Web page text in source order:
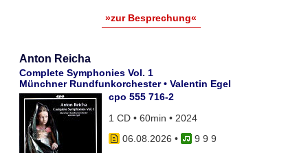
»zur Besprechung«
Anton Reicha
Complete Symphonies Vol. 1
Münchner Rundfunkorchester • Valentin Egel
cpo 555 716-2
1 CD • 60min • 2024
06.08.2026 •
9 9 9